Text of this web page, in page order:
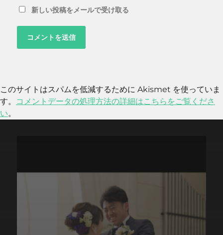
新しい投稿をメールで受け取る
このサイトはスパムを低減するために Akismet を使っていま
す。
コメントデータの処理方法の詳細はこちらをご覧くださ
い。